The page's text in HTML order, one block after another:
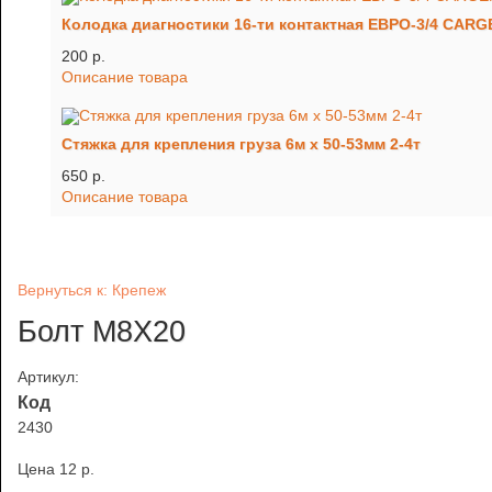
Колодка диагностики 16-ти контактная ЕВРО-3/4
200 p.
Описание товара
Стяжка для крепления груза 6м х 50-53мм 2-4т
650 p.
Описание товара
Вернуться к: Крепеж
Болт М8Х20
Артикул:
Код
2430
Цена 12 p.